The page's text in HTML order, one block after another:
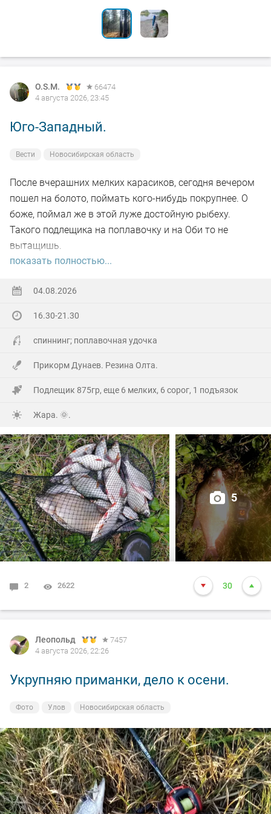
O.S.M.
66474
4 августа 2026, 23:45
Юго-Западный.
Вести Новосибирская область
После вчерашних мелких карасиков, сегодня вечером
пошел на болото, поймать кого-нибудь покрупнее. О
боже, поймал же в этой луже достойную рыбеху.
Такого подлещика на поплавочку и на Оби то не
вытащишь.
поймал.
На заказе еще покидал спиннинг. Поймал 8 наников.
Отпустил, и пошел домой.
показать полностью...
04.08.2026
16.30-21.30
спиннинг; поплавочная удочка
Прикорм Дунаев. Резина Олта.
Подлещик 875гр, еще 6 мелких, 6 сорог, 1 подъязок
Жара. 🌞.
5
2 2622 30
Леопольд
7457
4 августа 2026, 22:26
Укрупняю приманки, дело к осени.
Фото Улов Новосибирская область